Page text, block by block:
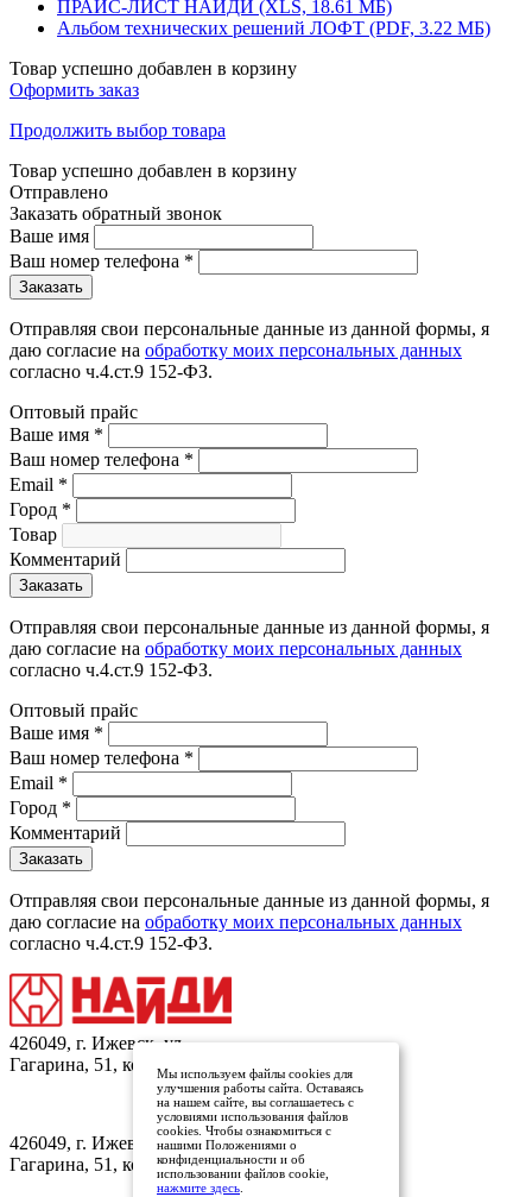
ПРАЙС-ЛИСТ НАЙДИ (XLS, 18.61 МБ)
Альбом технических решений ЛОФТ (PDF, 3.22 МБ)
Товар успешно добавлен в корзину
Оформить заказ
Продолжить выбор товара
Товар успешно добавлен в корзину
Отправлено
Заказать обратный звонок
Ваше имя
Ваш номер телефона *
Отправляя свои персональные данные из данной формы, я
даю согласие на обработку моих персональных данных
согласно ч.4.ст.9 152-ФЗ.
Оптовый прайс
Ваше имя *
Ваш номер телефона *
Email *
Город *
Товар
Комментарий
Отправляя свои персональные данные из данной формы, я
даю согласие на обработку моих персональных данных
согласно ч.4.ст.9 152-ФЗ.
Оптовый прайс
Ваше имя *
Ваш номер телефона *
Email *
Город *
Комментарий
Отправляя свои персональные данные из данной формы, я
даю согласие на обработку моих персональных данных
согласно ч.4.ст.9 152-ФЗ.
426049, г. Ижевск, ул.
Гагарина, 51, кор.1
Заказать обратный звонок
426049, г. Ижевск, ул.
Гагарина, 51, кор.1
Мы используем файлы cookies для
улучшения работы сайта. Оставаясь
на нашем сайте, вы соглашаетесь с
условиями использования файлов
cookies. Чтобы ознакомиться с
нашими Положениями о
конфиденциальности и об
использовании файлов cookie,
нажмите здесь